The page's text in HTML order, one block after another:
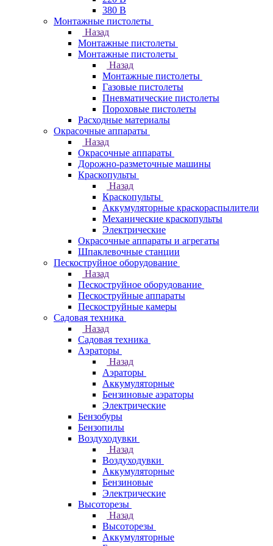
380 В
Монтажные пистолеты
Назад
Монтажные пистолеты
Монтажные пистолеты
Назад
Монтажные пистолеты
Газовые пистолеты
Пневматические пистолеты
Пороховые пистолеты
Расходные материалы
Окрасочные аппараты
Назад
Окрасочные аппараты
Дорожно-разметочные машины
Краскопульты
Назад
Краскопульты
Аккумуляторные краскораспылители
Механические краскопульты
Электрические
Окрасочные аппараты и агрегаты
Шпаклевочные станции
Пескоструйное оборудование
Назад
Пескоструйное оборудование
Пескоструйные аппараты
Пескоструйные камеры
Садовая техника
Назад
Садовая техника
Аэраторы
Назад
Аэраторы
Аккумуляторные
Бензиновые аэраторы
Электрические
Бензобуры
Бензопилы
Воздуходувки
Назад
Воздуходувки
Аккумуляторные
Бензиновые
Электрические
Высоторезы
Назад
Высоторезы
Аккумуляторные